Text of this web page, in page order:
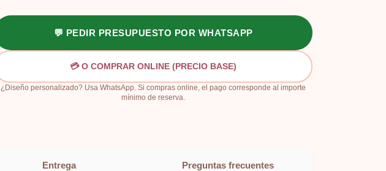
💬 PEDIR PRESUPUESTO POR WHATSAPP
💳 O COMPRAR ONLINE (PRECIO BASE)
¿Diseño personalizado? Usa WhatsApp. Si compras online, el pago corresponde al importe
mínimo de reserva.
Entrega Preguntas frecuentes